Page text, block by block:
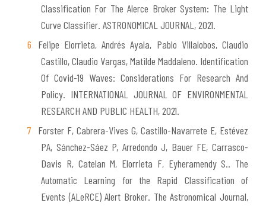
Classification For The Alerce Broker System: The Light
Curve Classifier. ASTRONOMICAL JOURNAL, 2021.
Felipe Elorrieta, Andrés Ayala, Pablo Villalobos, Claudio
Castillo, Claudio Vargas, Matilde Maddaleno. Identification
Of Covid-19 Waves: Considerations For Research And
Policy. INTERNATIONAL JOURNAL OF ENVIRONMENTAL
RESEARCH AND PUBLIC HEALTH, 2021.
Forster F, Cabrera-Vives G, Castillo-Navarrete E, Estévez
PA, Sánchez-Sáez P, Arredondo J, Bauer FE, Carrasco-
Davis R, Catelan M, Elorrieta F, Eyheramendy S.. The
Automatic Learning for the Rapid Classification of
Events (ALeRCE) Alert Broker. The Astronomical Journal,